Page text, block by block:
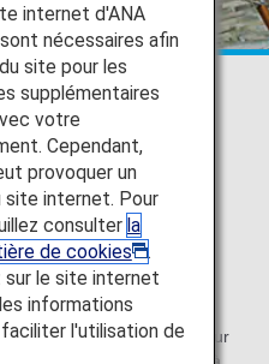
de vols
retards et les
le jour du
que des vols soient
diverses raisons, telles
ou de mauvaises
de telles circonstances,
informations précises sur
internet d'ANA
nécessaires afin
site pour les
supplémentaires
votre
Cependant,
provoquer un
internet. Pour
consulter la
de cookies
.
sur le site internet
informations
l'utilisation de